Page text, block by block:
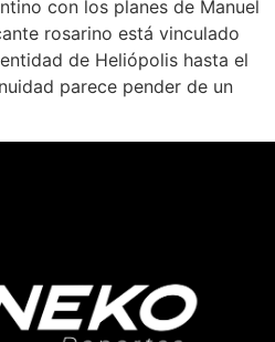
con los planes de Manuel
rosarino está vinculado
de Heliópolis hasta el
parece pender de un